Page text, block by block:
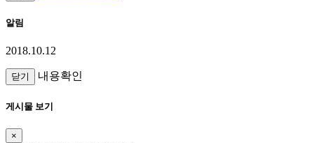
알림
2018.10.12
닫기 내용확인
게시물 보기
×